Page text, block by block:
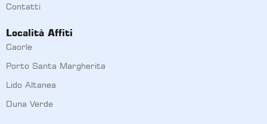
Contatti
Località Affiti
Caorle
Porto Santa Margherita
Lido Altanea
Duna Verde